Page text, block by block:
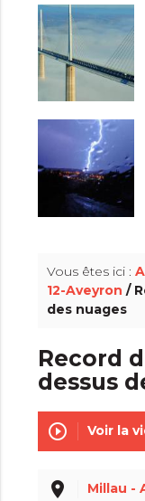
Vous êtes ici :
12-Aveyron /
des nuages
Record
dessus
play_circle_outline Voir la
place Millau -